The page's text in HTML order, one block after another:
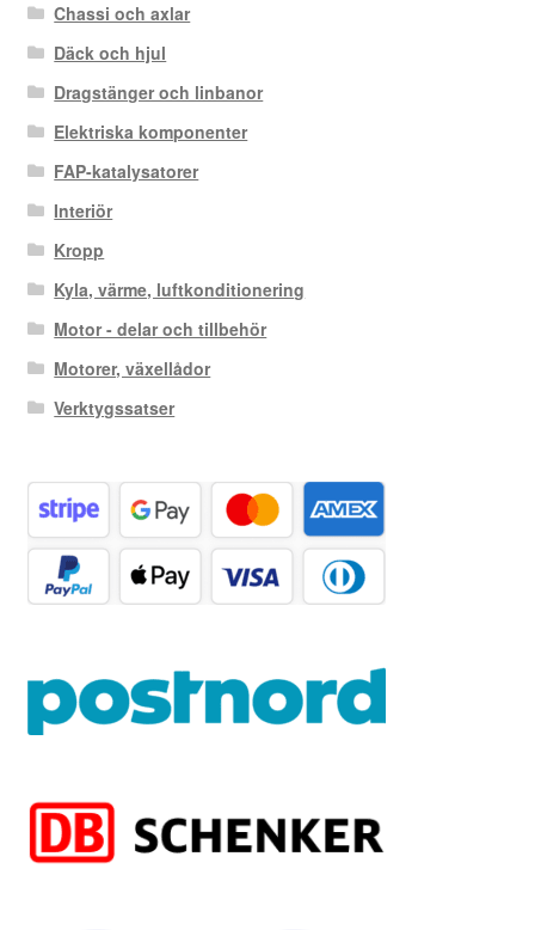
Chassi och axlar
Däck och hjul
Dragstänger och linbanor
Elektriska komponenter
FAP-katalysatorer
Interiör
Kropp
Kyla, värme, luftkonditionering
Motor - delar och tillbehör
Motorer, växellådor
Verktygssatser